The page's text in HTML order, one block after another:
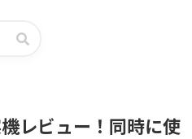
レビュー！同時に使